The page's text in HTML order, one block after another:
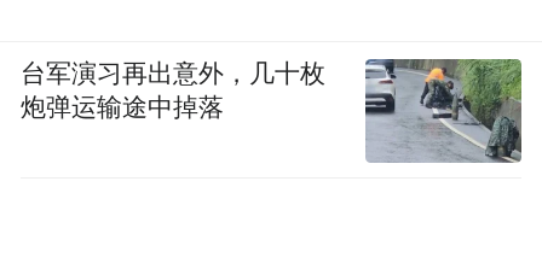
台军演习再出意外，几十枚
炮弹运输途中掉落